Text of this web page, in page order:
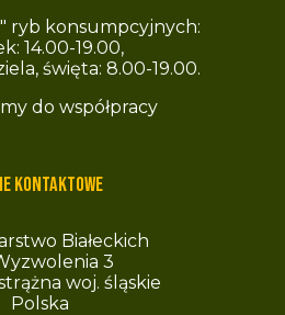
ryb konsumpcyjnych:
14.00-19.00,
święta: 8.00-19.00.
do współpracy
kontaktowe
Białeckich
3
woj. śląskie
Polska